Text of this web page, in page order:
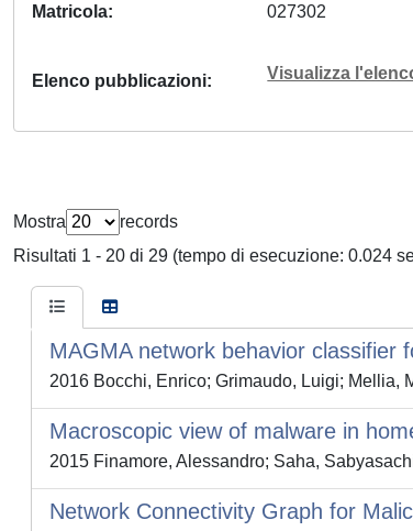
Matricola 027302
Elenco pubblicazioni Visualizza
Mostra
records
Risultati 1 - 20 di 29 (tempo di esecuzione: 0.024
MAGMA network behavior classifier
2016 Bocchi, Enrico; Grimaudo, Luigi; Mellia,
Macroscopic view of malware in
2015 Finamore, Alessandro; Saha,
Network Connectivity Graph for